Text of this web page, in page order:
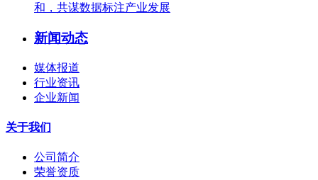
和，共谋数据标注产业发展
新闻动态
媒体报道
行业资讯
企业新闻
关于我们
公司简介
荣誉资质